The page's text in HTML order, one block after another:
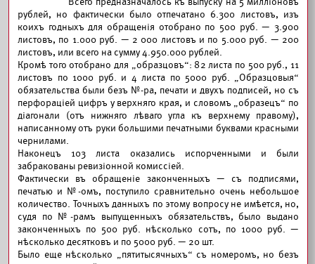
рублей, но фактически было отпечатано 6.300 листовъ, изъ
коихъ годныхъ для обращенія отобрано по 500 руб. — 3.900
листовъ, по 1.000 руб. — 2 000 листовъ и по 5.000 руб. — 200
листовъ, или всего на сумму 4.950.000 рублей.
Кромѣ того отобрано для „образцовъ“: 82 листа по 500 руб., 11
листовъ по 1000 руб. и 4 листа по 5000 руб. „Образцовыя“
обязательства были безъ №-ра, печати и двухъ подписей, но съ
перфораціей цифръ у верхняго края, и словомъ „образецъ“ по
діагонали (отъ нижняго лѣваго угла къ верхнему правому),
написанному отъ руки большими печатными буквами красными
чернилами.
Наконецъ 103 листа оказались испорченными и были
забракованы ревизіонной комиссіей.
Фактически въ обращеніе законченныхъ — съ подписями,
печатью и №-омъ, поступило сравнительно очень небольшое
количество. Точныхъ данныхъ по этому вопросу не имѣется, но,
судя по №-рамъ выпущенныхъ обязательствъ, было выдано
законченныхъ по 500 руб. нѣсколько сотъ, по 1000 руб. —
нѣсколько десятковъ и по 5000 руб. — 20 шт.
Было еще нѣсколько „пятитысячныхъ“ съ номеромъ, но безъ